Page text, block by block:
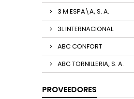
3 M ESPA\A, S. A.
3L INTERNACIONAL.
ABC CONFORT
ABC TORNILLERIA, S. A.
PROVEEDORES